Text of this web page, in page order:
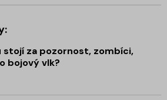
stojí za pozornost, zombíci,
bojový vlk?